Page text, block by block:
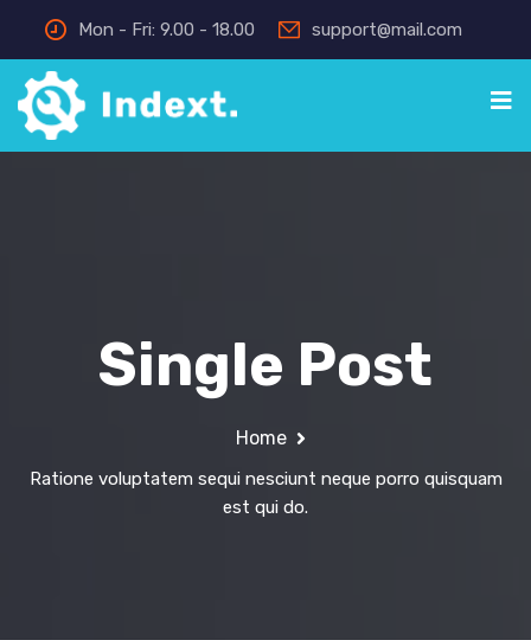
Mon - Fri: 9.00 - 18.00 support@mail.com
Single Post
Home
Ratione voluptatem sequi nesciunt neque porro quisquam
est qui do.